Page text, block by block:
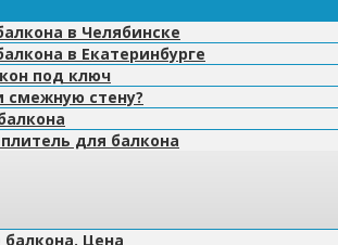
в Челябинске
в Екатеринбурге
под ключ
смежную стену?
для балкона
Цена